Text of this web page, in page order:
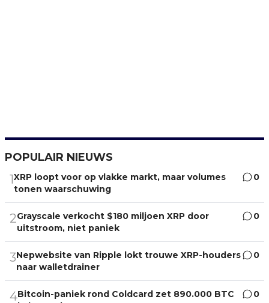
POPULAIR NIEUWS
1XRP loopt voor op vlakke markt, maar volumes
tonen waarschuwing
0
2Grayscale verkocht $180 miljoen XRP door
uitstroom, niet paniek
0
3Nepwebsite van Ripple lokt trouwe XRP-houders
naar walletdrainer
0
4Bitcoin-paniek rond Coldcard zet 890.000 BTC
0